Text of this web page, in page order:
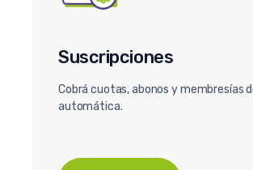
Suscripciones
Cobrá cuotas, abonos y membresías
automática.